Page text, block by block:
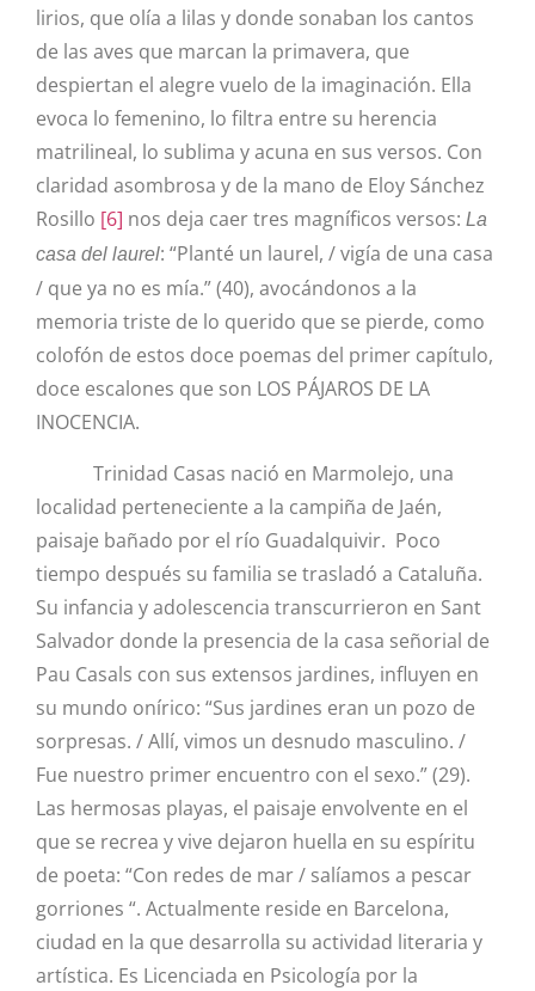
lirios, que olía a lilas y donde sonaban los cantos
de las aves que marcan la primavera, que
despiertan el alegre vuelo de la imaginación. Ella
evoca lo femenino, lo filtra entre su herencia
matrilineal, lo sublima y acuna en sus versos. Con
claridad asombrosa y de la mano de Eloy Sánchez
Rosillo [6] nos deja caer tres magníficos versos: La
casa del laurel: “Planté un laurel, / vigía de una casa
/ que ya no es mía.” (40), avocándonos a la
memoria triste de lo querido que se pierde, como
colofón de estos doce poemas del primer capítulo,
doce escalones que son LOS PÁJAROS DE LA
INOCENCIA.
Trinidad Casas nació en Marmolejo, una
localidad perteneciente a la campiña de Jaén,
paisaje bañado por el río Guadalquivir. Poco
tiempo después su familia se trasladó a Cataluña.
Su infancia y adolescencia transcurrieron en Sant
Salvador donde la presencia de la casa señorial de
Pau Casals con sus extensos jardines, influyen en
su mundo onírico: “Sus jardines eran un pozo de
sorpresas. / Allí, vimos un desnudo masculino. /
Fue nuestro primer encuentro con el sexo.” (29).
Las hermosas playas, el paisaje envolvente en el
que se recrea y vive dejaron huella en su espíritu
de poeta: “Con redes de mar / salíamos a pescar
gorriones “. Actualmente reside en Barcelona,
ciudad en la que desarrolla su actividad literaria y
artística. Es Licenciada en Psicología por la